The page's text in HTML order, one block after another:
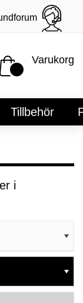
Varukorg
Tillbehör
i